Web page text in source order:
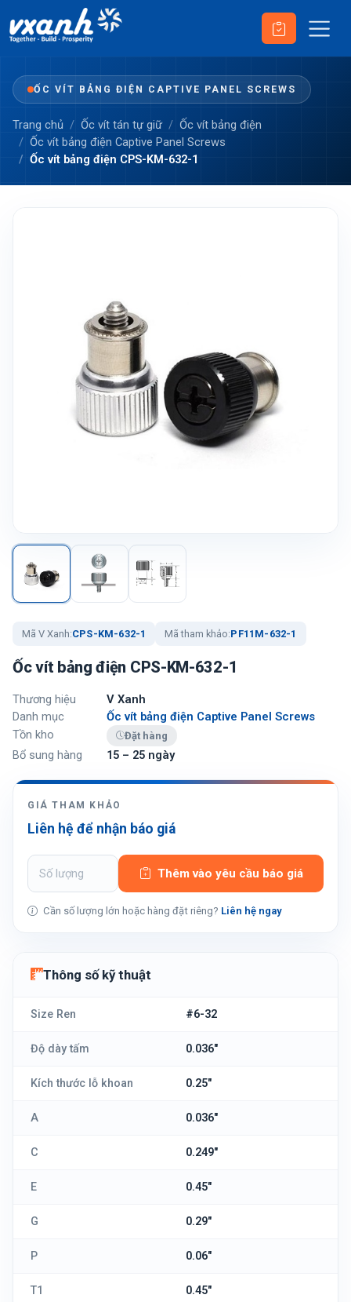
ỐC VÍT BẢNG ĐIỆN CAPTIVE PANEL SCREWS
Trang chủ Ốc vít tán tự giữ
Ốc vít bảng điện
Ốc vít bảng điện Captive Panel Screws
Ốc vít bảng điện CPS-KM-632-1
Mã V Xanh:CPS-KM-632-1 Mã tham khảo:PF11M-632-1
Ốc vít bảng điện CPS-KM-632-1
Thương hiệu
V Xanh
Danh mục
Ốc vít bảng điện Captive Panel Screws
Tồn kho
Đặt hàng
Bổ sung hàng 15 – 25 ngày
GIÁ THAM KHẢO
Liên hệ để nhận báo giá
Thêm vào yêu cầu báo giá
Cần số lượng lớn hoặc hàng đặt riêng? Liên hệ ngay
Thông số kỹ thuật
Size Ren #6-32
Độ dày tấm 0.036"
Kích thước lỗ khoan 0.25"
A 0.036"
C 0.249"
E 0.45"
G 0.29"
P 0.06"
T1 0.45"